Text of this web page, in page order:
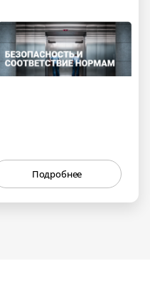
Подробнее